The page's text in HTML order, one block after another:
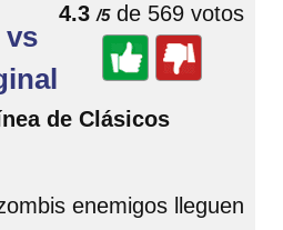
4.3 /5de 569 votos
vs
de Clásicos
enemigos lleguen